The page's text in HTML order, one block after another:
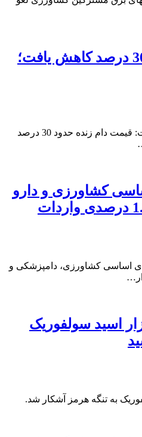
قیمت گوسفند زنده 30 درصد کاهش یافت؛
مدیرعامل اتحادیه دام سبک گفت: قیمت دام زنده حدود 30 درصد
اساسی کشاورزی و دارو
کالاهای اساسی کشاورزی، دامپزشکی و
اسید سولفوریک
به تنگه هرمز آشکار شد.